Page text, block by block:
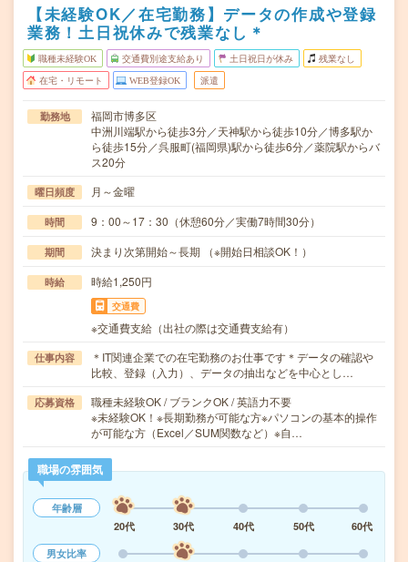
【未経験OK／在宅勤務】データの作成や登録
業務！土日祝休みで残業なし＊
職種未経験OK 交通費別途支給あり 土日祝日が休み 残業なし
在宅・リモート WEB登録OK 派遣
勤務地
福岡市博多区
中洲川端駅から徒歩3分／天神駅から徒歩10分／博多駅か
ら徒歩15分／呉服町(福岡県)駅から徒歩6分／薬院駅からバ
ス20分
曜日頻度 月～金曜
時間 9：00～17：30（休憩60分／実働7時間30分）
期間 決まり次第開始～長期 （※開始日相談OK！）
時給 時給1,250円
交通費
※交通費支給（出社の際は交通費支給有）
仕事内容
＊IT関連企業での在宅勤務のお仕事です＊データの確認や
比較、登録（入力）、データの抽出などを中心とし…
応募資格
職種未経験OK / ブランクOK / 英語力不要
※未経験OK！※長期勤務が可能な方※パソコンの基本的操作
が可能な方（Excel／SUM関数など）※自…
職場の雰囲気
年齢層
20代
30代 40代 50代
60代
男女比率